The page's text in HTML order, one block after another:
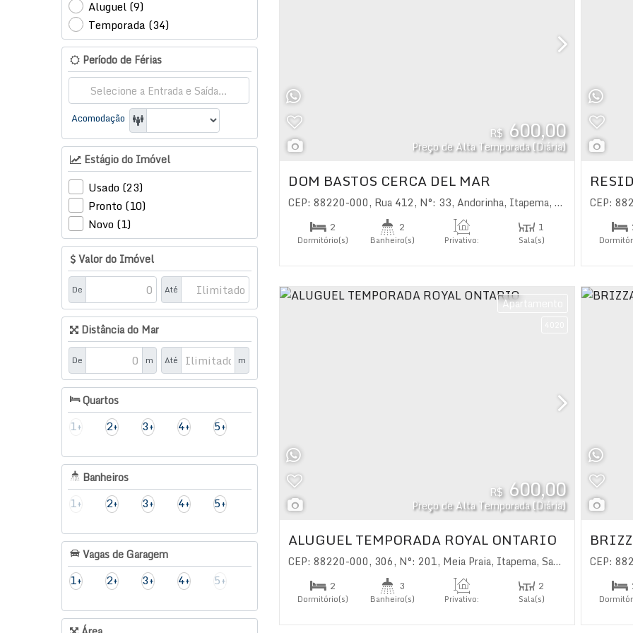
Aluguel (9)
Temporada (34)
Período de Férias
Acomodação
Estágio do Imóvel
Usado (23)
Pronto (10)
Novo (1)
Valor do Imóvel
De Até
Distância do Mar
De m Até m
Quartos
1+ 2+ 3+ 4+ 5+
Banheiros
1+ 2+ 3+ 4+ 5+
Vagas de Garagem
1+ 2+ 3+ 4+ 5+
R$ 600,00
Preço de Alta Temporada (Diária)
DOM BASTOS CERCA DEL MAR
CEP: 88220-000, Rua 412, N°: 33, Andorinha, Itapema, Santa Catarina,
2
Dormitório(s)
2
Banheiro(s) Privativo:
1
Sala(s)
CEP:
Apartamento
R$ 600,00
Preço de Alta Temporada (Diária)
ALUGUEL TEMPORADA ROYAL ONTARIO
CEP: 88220-000, 306, N°: 201, Meia Praia, Itapema, Santa Catarina ,
2
Dormitório(s)
3
Banheiro(s) Privativo:
2
Sala(s)
CEP: